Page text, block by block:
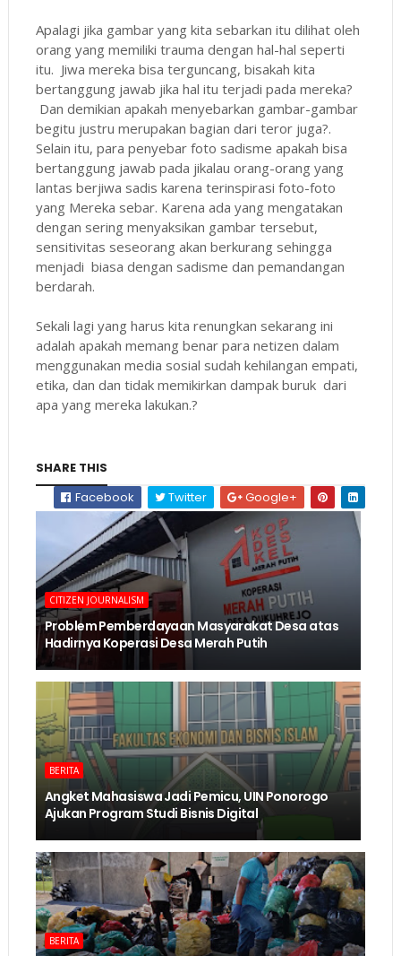
Apalagi jika gambar yang kita sebarkan itu dilihat oleh
orang yang memiliki trauma dengan hal-hal seperti
itu. Jiwa mereka bisa terguncang, bisakah kita
bertanggung jawab jika hal itu terjadi pada mereka?
Dan demikian apakah menyebarkan gambar-gambar
begitu justru merupakan bagian dari teror juga?.
Selain itu, para penyebar foto sadisme apakah bisa
bertanggung jawab pada jikalau orang-orang yang
lantas berjiwa sadis karena terinspirasi foto-foto
yang Mereka sebar. Karena ada yang mengatakan
dengan sering menyaksikan gambar tersebut,
sensitivitas seseorang akan berkurang sehingga
menjadi biasa dengan sadisme dan pemandangan
berdarah.
Sekali lagi yang harus kita renungkan sekarang ini
adalah apakah memang benar para netizen dalam
menggunakan media sosial sudah kehilangan empati,
etika, dan dan tidak memikirkan dampak buruk dari
apa yang mereka lakukan.?
SHARE THIS
Facebook
Twitter Google+
CITIZEN JOURNALISM
Problem Pemberdayaan Masyarakat Desa atas
Hadirnya Koperasi Desa Merah Putih
BERITA
Angket Mahasiswa Jadi Pemicu, UIN Ponorogo
Ajukan Program Studi Bisnis Digital
BERITA